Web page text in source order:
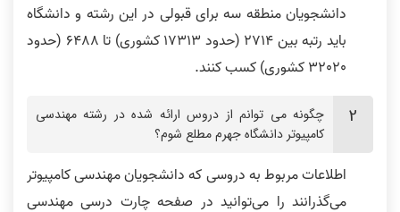
دانشجویان منطقه سه برای قبولی در این رشته و دانشگاه
باید رتبه بین 2714 (حدود 17313 کشوری) تا 6488 (حدود
32020 کشوری) کسب کنند.
چگونه‌ می توانم از دروس ارائه شده در رشته مهندسی
کامپیوتر دانشگاه جهرم مطلع شوم؟
اطلاعات مربوط به دروسی که دانشجویان مهندسی کامپیوتر
می‌گذرانند را می‌توانید در صفحه چارت درسی مهندسی